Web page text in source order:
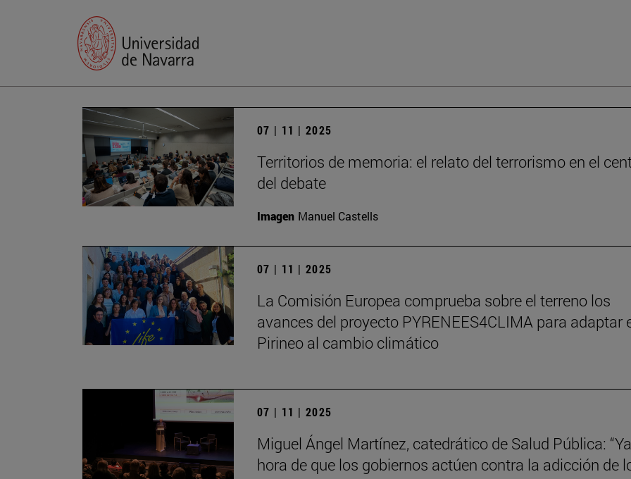
07 | 11 | 2025
Territorios de memoria: el relato del terrorismo en el
del debate
Imagen Manuel Castells
07 | 11 | 2025
La Comisión Europea comprueba sobre el terreno los
avances del proyecto PYRENEES4CLIMA para adaptar
Pirineo al cambio climático
07 | 11 | 2025
Miguel Ángel Martínez, catedrático de Salud Pública:
hora de que los gobiernos actúen contra la adicción de